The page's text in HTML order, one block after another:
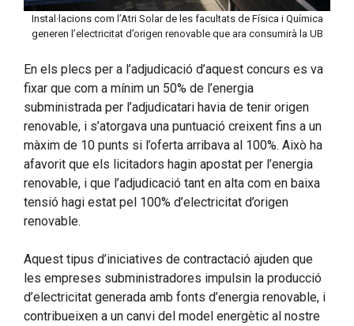
Instal·lacions com l’Atri Solar de les facultats de Física i Química
generen l’electricitat d’origen renovable que ara consumirà la UB
En els plecs per a l’adjudicació d’aquest concurs es va
fixar que com a mínim un 50% de l’energia
subministrada per l’adjudicatari havia de tenir origen
renovable, i s’atorgava una puntuació creixent fins a un
màxim de 10 punts si l’oferta arribava al 100%. Això ha
afavorit que els licitadors hagin apostat per l’energia
renovable, i que l’adjudicació tant en alta com en baixa
tensió hagi estat pel 100% d’electricitat d’origen
renovable.
Aquest tipus d’iniciatives de contractació ajuden que
les empreses subministradores impulsin la producció
d’electricitat generada amb fonts d’energia renovable, i
contribueixen a un canvi del model energètic al nostre